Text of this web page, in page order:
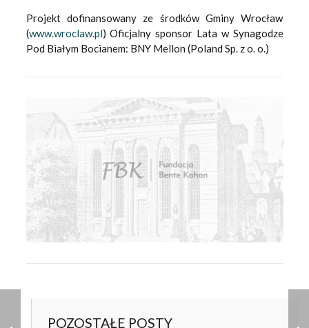
Projekt dofinansowany ze środków Gminy Wrocław
(www.wroclaw.pl) Oficjalny sponsor Lata w Synagodze
Pod Białym Bocianem: BNY Mellon (Poland Sp. z o. o.)
POZOSTAŁE POSTY